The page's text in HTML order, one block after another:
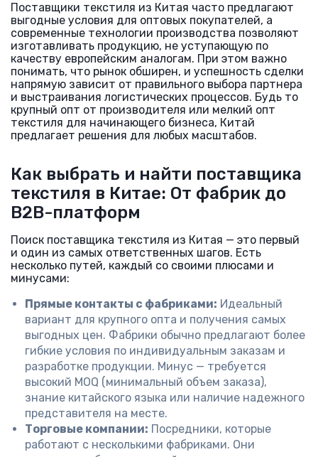
Поставщики текстиля из Китая часто предлагают
выгодные условия для оптовых покупателей, а
современные технологии производства позволяют
изготавливать продукцию, не уступающую по
качеству европейским аналогам. При этом важно
понимать, что рынок обширен, и успешность сделки
напрямую зависит от правильного выбора партнера
и выстраивания логистических процессов. Будь то
крупный опт от производителя или мелкий опт
текстиля для начинающего бизнеса, Китай
предлагает решения для любых масштабов.
Как выбрать и найти поставщика
текстиля в Китае: От фабрик до
B2B-платформ
Поиск поставщика текстиля из Китая — это первый
и один из самых ответственных шагов. Есть
несколько путей, каждый со своими плюсами и
минусами:
Прямые контакты с фабриками: Идеальный
вариант для крупного опта и получения самых
выгодных цен. Фабрики обычно предлагают более
гибкие условия по индивидуальным заказам и
разработке продукции. Минус — требуется
высокий MOQ (минимальный объем заказа),
знание китайского языка или наличие надежного
представителя на месте.
Торговые компании: Посредники, которые
работают с несколькими фабриками. Они